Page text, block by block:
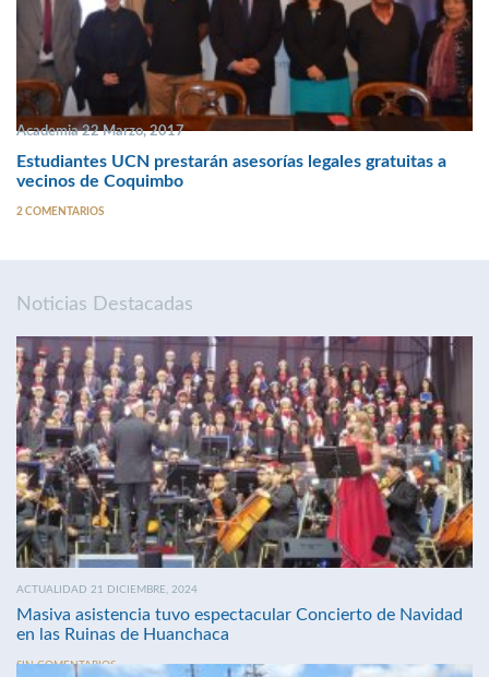
Academia 22 Marzo, 2017
Estudiantes UCN prestarán asesorías legales gratuitas a
vecinos de Coquimbo
2 COMENTARIOS
Noticias Destacadas
ACTUALIDAD 21 DICIEMBRE, 2024
Masiva asistencia tuvo espectacular Concierto de Navidad
en las Ruinas de Huanchaca
SIN COMENTARIOS